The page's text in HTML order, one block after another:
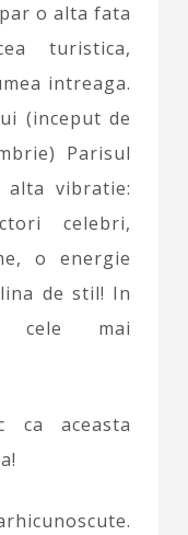
o alta fata
turistica,
intreaga.
(inceput de
Parisul
vibratie:
celebri,
o energie
de stil! In
cele mai
ca aceasta